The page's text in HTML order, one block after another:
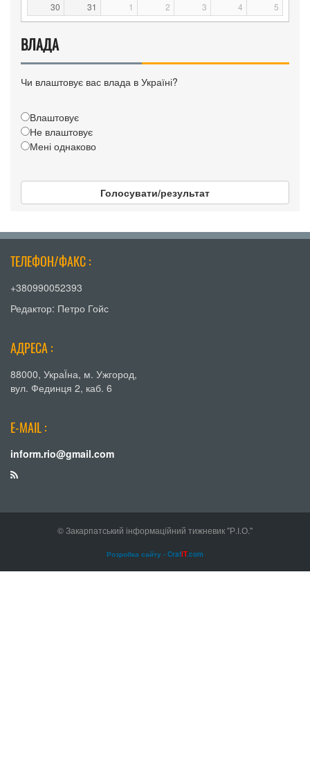
30
31 1 2 3 4 5
ВЛАДА
Чи влаштовує вас влада в Україні?
Влаштовує
Не влаштовує
Мені однаково
Голосувати/результат
ТЕЛЕФОН/ФАКС :
+380990052393
Редактор: Петро Гойс
АДРЕСА :
88000, УкраЇна, м. Ужгород,
вул. Фединця 2, каб. 6
E-MAIL :
inform.rio@gmail.com
© Закарпатський інформаційний тижневик "Р.І.О."
Розробка сайту - CrafIT.com